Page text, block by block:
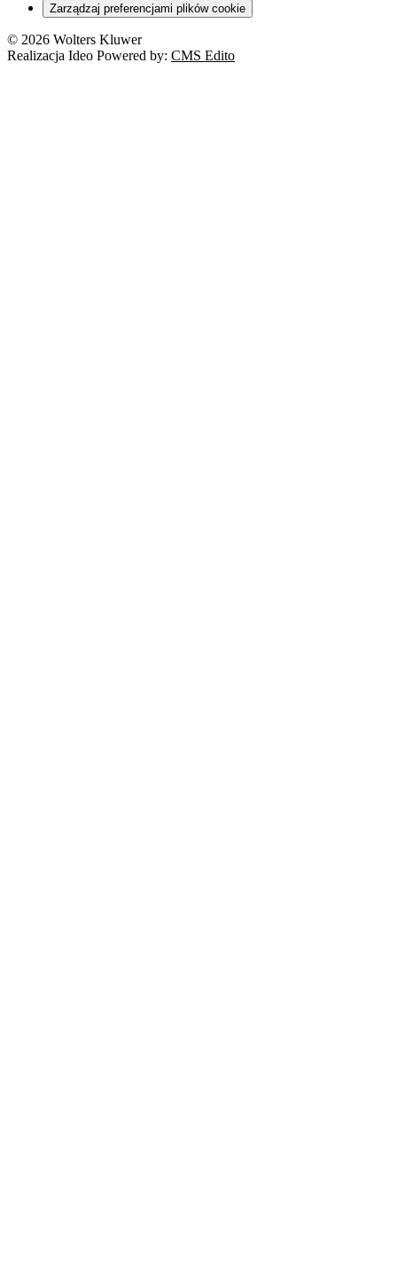
Zarządzaj preferencjami plików cookie
© 2026 Wolters Kluwer
Realizacja Ideo Powered by: CMS Edito